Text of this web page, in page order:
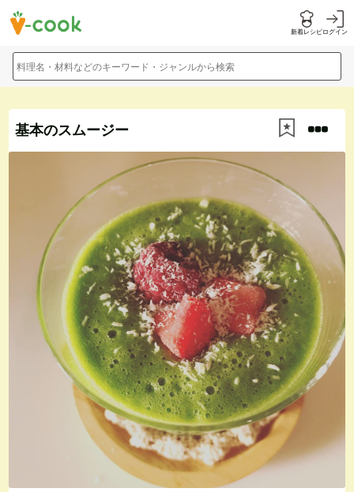
新着レシピログイン
料理名・材料などのキーワード・ジャンルから検索
基本のスムージー